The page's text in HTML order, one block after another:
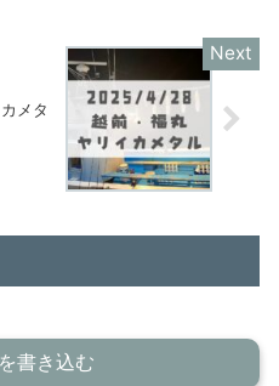
メタ
書き込む